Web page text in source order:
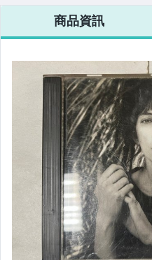
陶.瓷器.花瓶.茶壺
勳章.書信.照片.證.文史
CD.錄音卡帶
黑膠唱片
VCD.DVD
遊戲卡帶.
相機.攝影.週邊
商品資訊